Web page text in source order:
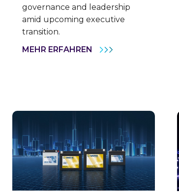
governance and leadership
amid upcoming executive
transition.
MEHR ERFAHREN CLARIOS